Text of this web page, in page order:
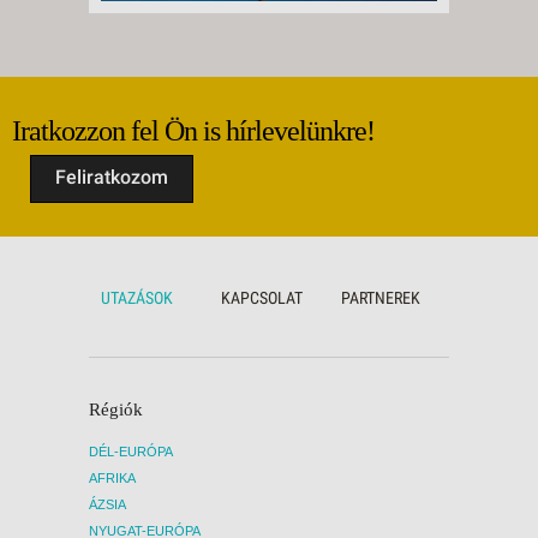
Iratkozzon fel Ön is hírlevelünkre!
Feliratkozom
UTAZÁSOK KAPCSOLAT PARTNEREK
Régiók
DÉL-EURÓPA
AFRIKA
ÁZSIA
NYUGAT-EURÓPA